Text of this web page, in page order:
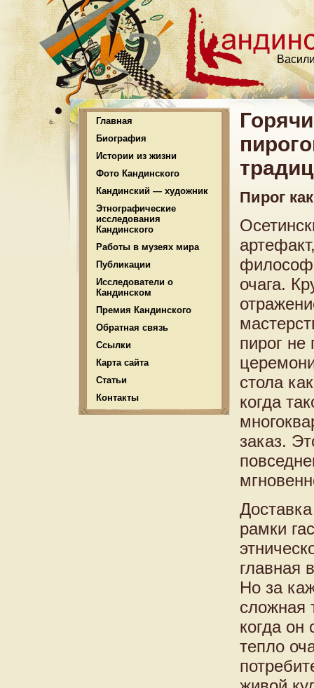
Главная
Биография
Истории из жизни
Фото Кандинского
Кандинский — художник
Этнографические
исследования
Кандинского
Работы в музеях мира
Публикации
Исследователи о
Кандинском
Премия Кандинского
Обратная связь
Ссылки
Карта сайта
Статьи
Контакты
Пирог
очага.
пирог
стола
когда
заказ.
рамки
главная
Но за
сложная
когда он
тепло